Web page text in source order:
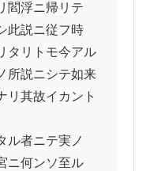
閻浮ニ帰リテ
此説ニ従フ時
タリトモ今アル
所説ニシテ如来
リ其故イカント
ル者ニテ実ノ
ニ何ンソ至ル